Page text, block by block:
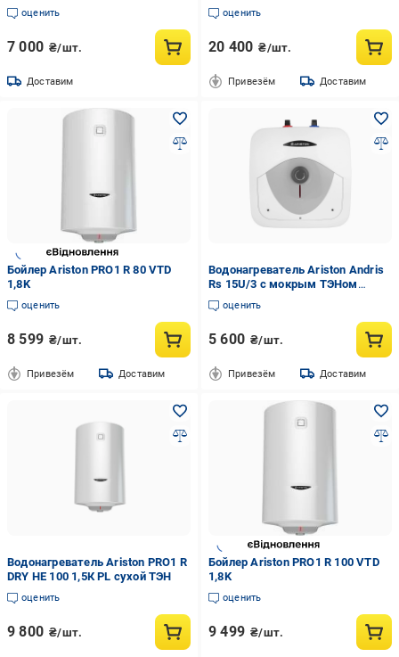
оценить
7 000 ₴/шт.
Доставим
оценить
20 400 ₴/шт.
Привезём Доставим
Бойлер Ariston PRO1 R 80 VTD
1,8K
оценить
8 599 ₴/шт.
Привезём Доставим
Водонагреватель Ariston Andris
Rs 15U/3 с мокрым ТЭНом
(3100634)
оценить
5 600 ₴/шт.
Привезём Доставим
Водонагреватель Ariston PRO1 R
DRY HE 100 1,5К PL сухой ТЭН
оценить
9 800 ₴/шт.
Бойлер Ariston PRO1 R 100 VTD
1,8K
оценить
9 499 ₴/шт.